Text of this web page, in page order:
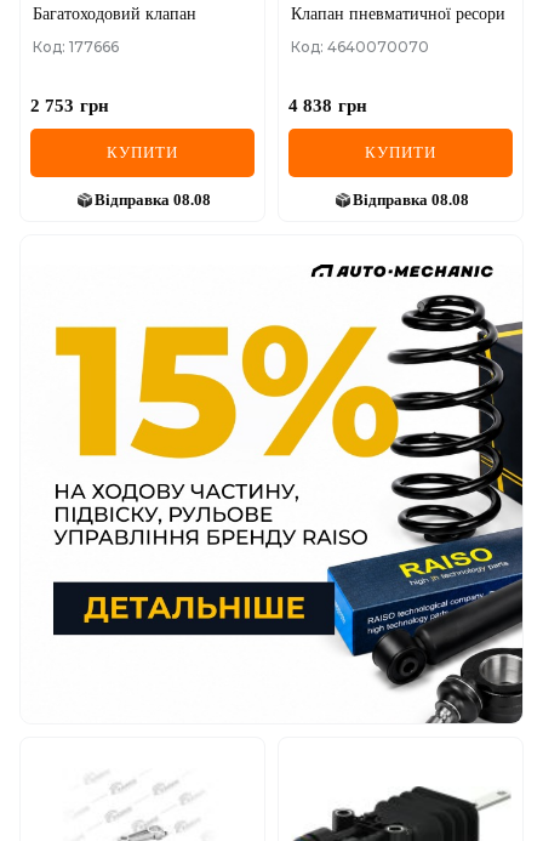
Багатоходовий клапан
Код: 177666
2 753 грн
КУПИТИ
Відправка 08.08
Клапан пневматичної ресори
Код: 4640070070
4 838 грн
КУПИТИ
Відправка 08.08